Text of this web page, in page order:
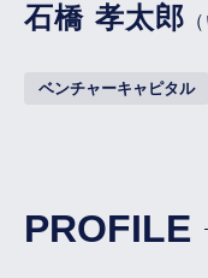
石橋 孝太郎
ベンチャーキャピタル
PROFILE